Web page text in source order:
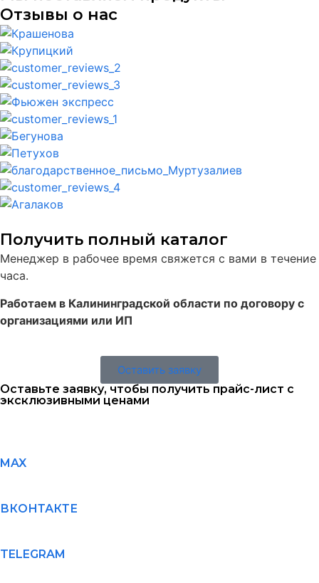
Отзывы о нас
Получить полный каталог
Менеджер в рабочее время свяжется с вами в течение
часа.
Работаем в Калининградской области по договору с
организациями или ИП
Оставить заявку
Оставьте заявку, чтобы получить прайс-лист с
эксклюзивными ценами
MAX
ВКОНТАКТЕ
TELEGRAM